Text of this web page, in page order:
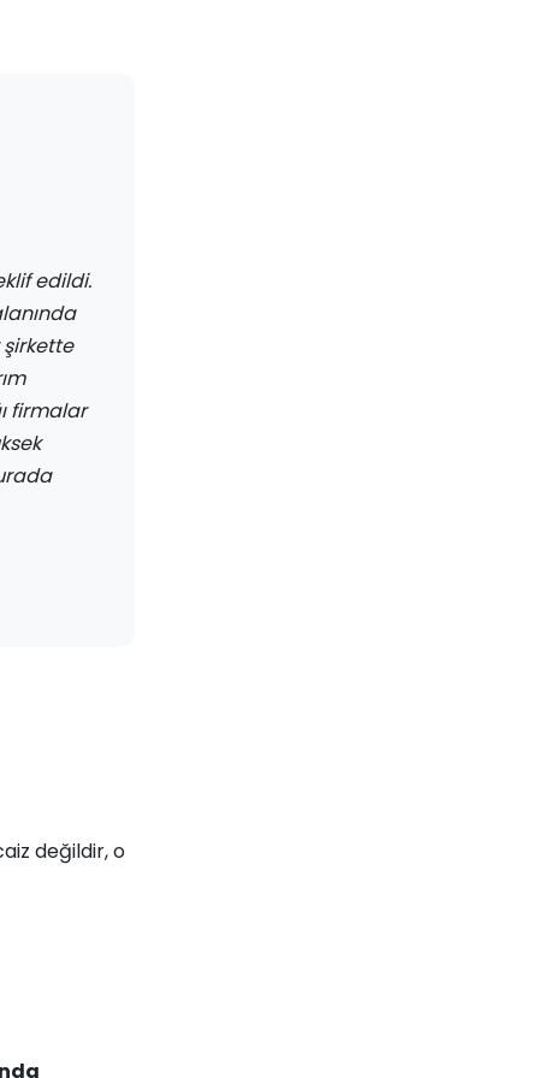
edildi.
şirkette
firmalar
değildir, o